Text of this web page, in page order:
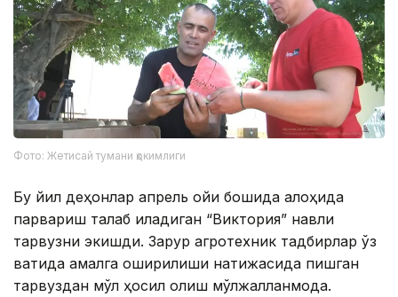
Фото: Жетисай тумани ҳокимлиги
Бу йил деҳқонлар апрель ойи бошида алоҳида
парвариш талаб қиладиган “Виктория” навли
тарвузни экишди. Зарур агротехник тадбирлар ўз
вақтида амалга оширилиши натижасида пишган
тарвуздан мўл ҳосил олиш мўлжалланмоқда.